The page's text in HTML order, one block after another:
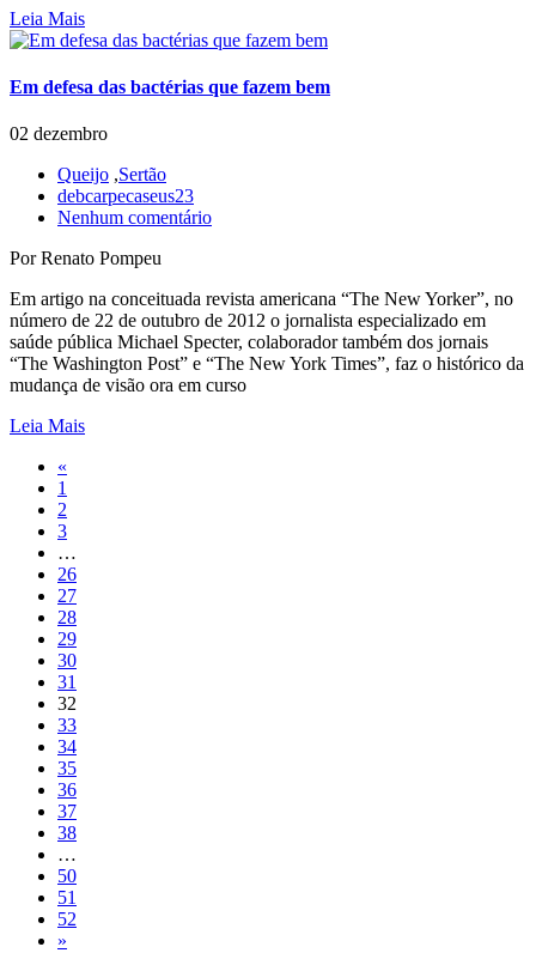
Leia Mais
Em defesa das bactérias que fazem bem
02 dezembro
Queijo ,Sertão
debcarpecaseus23
Nenhum comentário
Por Renato Pompeu
Em artigo na conceituada revista americana “The New Yorker”, no
número de 22 de outubro de 2012 o jornalista especializado em
saúde pública Michael Specter, colaborador também dos jornais
“The Washington Post” e “The New York Times”, faz o histórico da
mudança de visão ora em curso
Leia Mais
«
1
2
3
…
26
27
28
29
30
31
32
33
34
35
36
37
38
…
50
51
52
»